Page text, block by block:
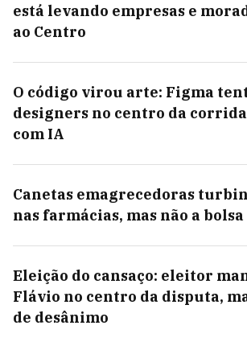
está levando empresas e
ao Centro
O código virou arte: Figma
designers no centro da
com IA
Canetas emagrecedoras
nas farmácias, mas não a bolsa
Eleição do cansaço: eleitor
Flávio no centro da disputa,
de desânimo